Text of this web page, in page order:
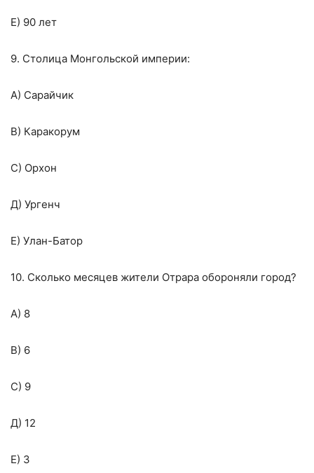
Е) 90 лет
9. Столица Монгольской империи:
А) Сарайчик
В) Каракорум
С) Орхон
Д) Ургенч
Е) Улан-Батор
10. Сколько месяцев жители Отрара обороняли город?
А) 8
В) 6
С) 9
Д) 12
Е) 3